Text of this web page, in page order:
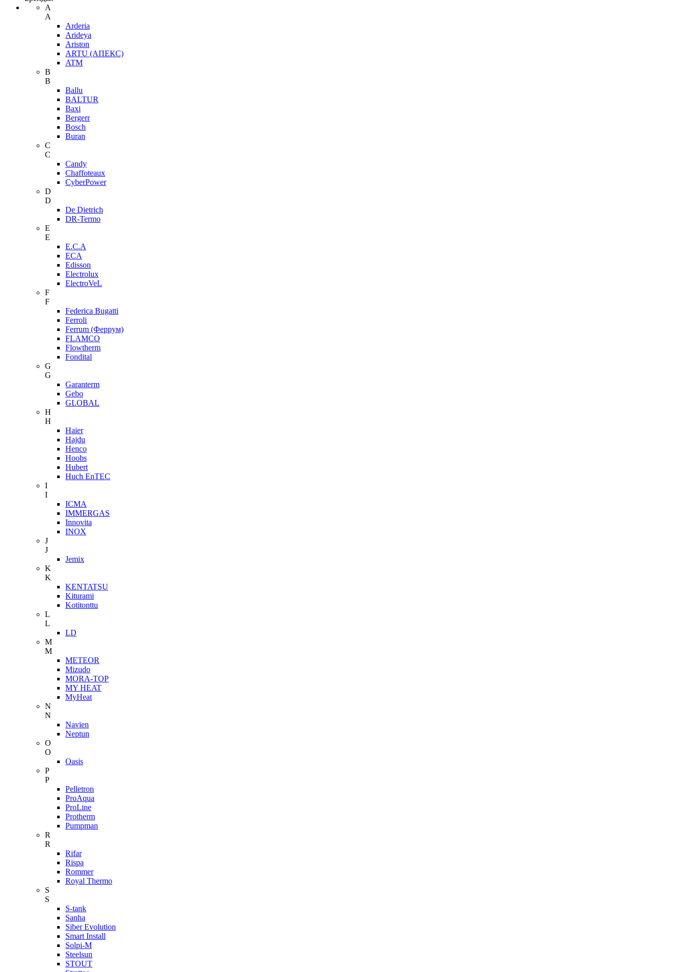
A
A
Arderia
Arideya
Ariston
ARTU (АПЕКС)
ATM
B
B
Ballu
BALTUR
Baxi
Bergerr
Bosch
Buran
C
C
Candy
Chaffoteaux
CyberPower
D
D
De Dietrich
DR-Termo
E
E
E.C.A
ECA
Edisson
Electrolux
ElectroVeL
F
F
Federica Bugatti
Ferroli
Ferrum (Феррум)
FLAMCO
Flowtherm
Fondital
G
G
Garanterm
Gebo
GLOBAL
H
H
Haier
Hajdu
Henco
Hoobs
Hubert
Huch EnTEC
I
I
ICMA
IMMERGAS
Innovita
INOX
J
J
Jemix
K
K
KENTATSU
Kiturami
Kotitonttu
L
L
LD
M
M
METEOR
Mizudo
MORA-TOP
MY HEAT
MyHeat
N
N
Navien
Neptun
O
O
Oasis
P
P
Pelletron
ProAqua
ProLine
Protherm
Pumpman
R
R
Rifar
Rispa
Rommer
Royal Thermo
S
S
S-tank
Sanha
Siber Evolution
Smart Install
Solpi-M
Steelsun
STOUT